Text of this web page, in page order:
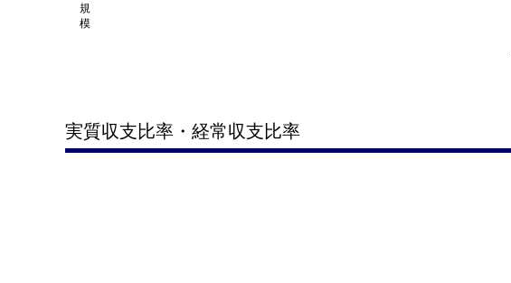
規
模
実質収支比率・経常収支比率